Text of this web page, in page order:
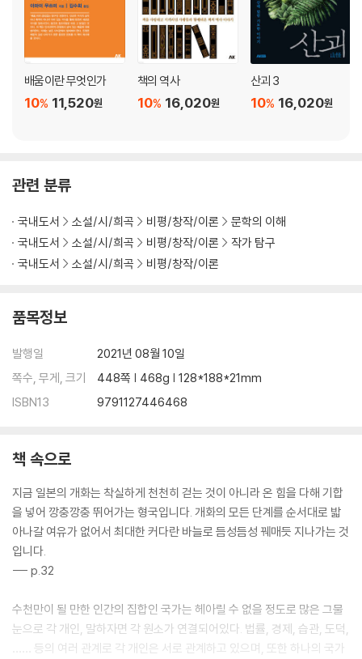
배움이란 무엇인가
11,520원
10%
책의 역사
16,020원
10%
산괴 3
16,020원
10%
관련 분류
국내도서 소설/시/희곡 비평/창작/이론
문학의 이해
국내도서
소설/시/희곡 비평/창작/이론
작가 탐구
국내도서
소설/시/희곡 비평/창작/이론
품목정보
발행일
2021년 08월 10일
쪽수, 무게, 크기
448쪽 | 468g | 128*188*21mm
ISBN13
9791127446468
책 속으로
지금 일본의 개화는 착실하게 천천히 걷는 것이 아니라 온 힘을 다해 기합
을 넣어 깡충깡충 뛰어가는 형국입니다. 개화의 모든 단계를 순서대로 밟
아나갈 여유가 없어서 최대한 커다란 바늘로 듬성듬성 꿰매듯 지나가는 것
입니다.
--- p.32
수천만이 될 만한 인간의 집합인 국가는 헤아릴 수 없을 정도로 많은 그물
눈으로 각 개인, 말하자면 각 원소가 연결되어있다. 법률, 경제, 습관, 도덕,
…… 등의 여러 관계로 각 개인은 서로 관계하고 있으며, 또한 하나의 국가